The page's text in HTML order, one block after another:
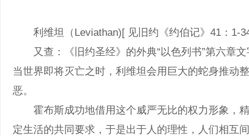
利维坦（Leviathan)[ 见旧约《约伯记》41：1-34.
又查：《旧约圣经》的外典“以色列书”第六章文
当世界即将灭亡之时，利维坦会用巨大的蛇身推动
恶。 上帝创
霍布斯成功地借用这个威严无比的权力形象，精
定生活的共同要求，于是出于人的理性，人们相互